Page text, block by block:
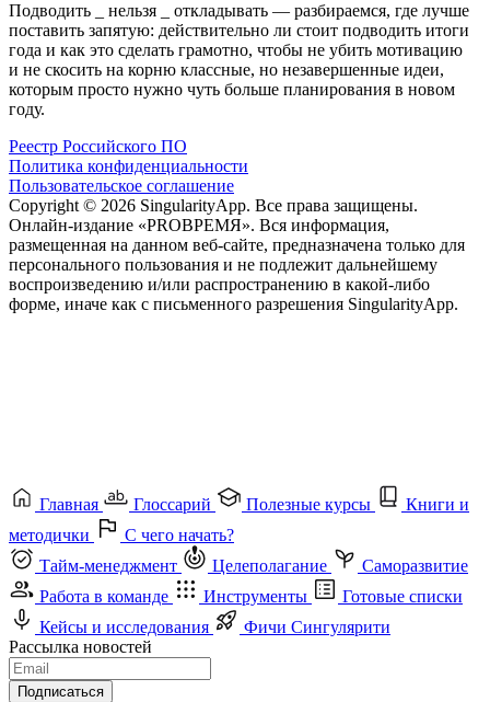
Подводить _ нельзя _ откладывать — разбираемся, где лучше
поставить запятую: действительно ли стоит подводить итоги
года и как это сделать грамотно, чтобы не убить мотивацию
и не скосить на корню классные, но незавершенные идеи,
которым просто нужно чуть больше планирования в новом
году.
Реестр Российского ПО
Политика конфиденциальности
Пользовательское соглашение
Copyright © 2026 SingularityApp. Все права защищены.
Онлайн-издание «PROВРЕМЯ». Вся информация,
размещенная на данном веб-сайте, предназначена только для
персонального пользования и не подлежит дальнейшему
воспроизведению и/или распространению в какой-либо
форме, иначе как с письменного разрешения SingularityApp.
Главная Глоссарий Полезные курсы
Книги и
методички
С чего начать?
Тайм-менеджмент
Целеполагание
Саморазвитие
Работа в команде
Инструменты
Готовые списки
Кейсы и исследования
Фичи Сингулярити
Рассылка новостей
Подписаться